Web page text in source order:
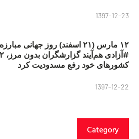
1397-12-23
۱۲ مارس (۲۱ اسفند) روز جهانی
کشورهای خود رفع مسدودیت کرد
1397-12-22
Category